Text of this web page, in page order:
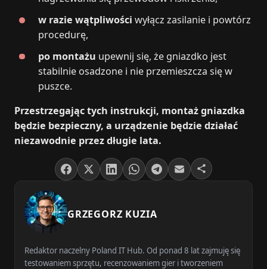
w razie wątpliwości wyłącz zasilanie i powtórz
procedurę,
po montażu upewnij się, że gniazdko jest
stabilnie osadzone i nie przemieszcza się w
puszce.
Przestrzegając tych instrukcji, montaż gniazdka
będzie bezpieczny, a urządzenie będzie działać
niezawodnie przez długie lata.
GRZEGORZ KUZIA
Redaktor naczelny Poland IT Hub. Od ponad 8 lat zajmuję się
testowaniem sprzętu, recenzowaniem gier i tworzeniem